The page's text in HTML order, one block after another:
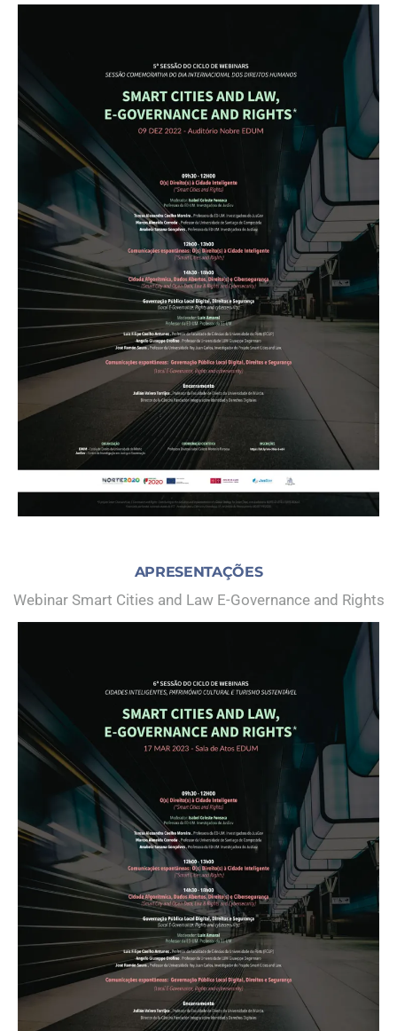
APRESENTAÇÕES
Webinar Smart Cities and Law E-Governance and Rights